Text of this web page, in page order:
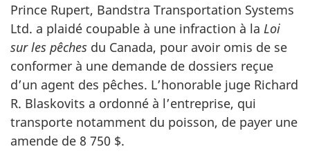
Prince Rupert, Bandstra Transportation Systems
Ltd. a plaidé coupable à une infraction à la Loi
sur les pêches du Canada, pour avoir omis de se
conformer à une demande de dossiers reçue
d’un agent des pêches. L’honorable juge Richard
R. Blaskovits a ordonné à l’entreprise, qui
transporte notamment du poisson, de payer une
amende de 8 750 $.